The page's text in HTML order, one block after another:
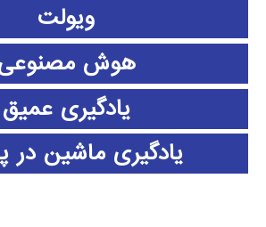
ویولت
هوش
یادگیری عمیق
یادگیری ماشین در